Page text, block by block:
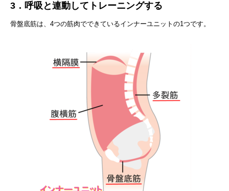
3．呼吸と連動してトレーニングする
骨盤底筋は、4つの筋肉でできているインナーユニットの1つです。